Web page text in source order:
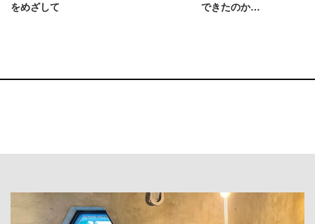
をめざして
できたのか…